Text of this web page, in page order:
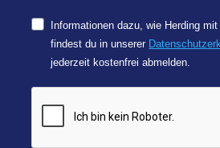
Informationen dazu, wie Herding
findest du in unserer
jederzeit kostenfrei abmelden.